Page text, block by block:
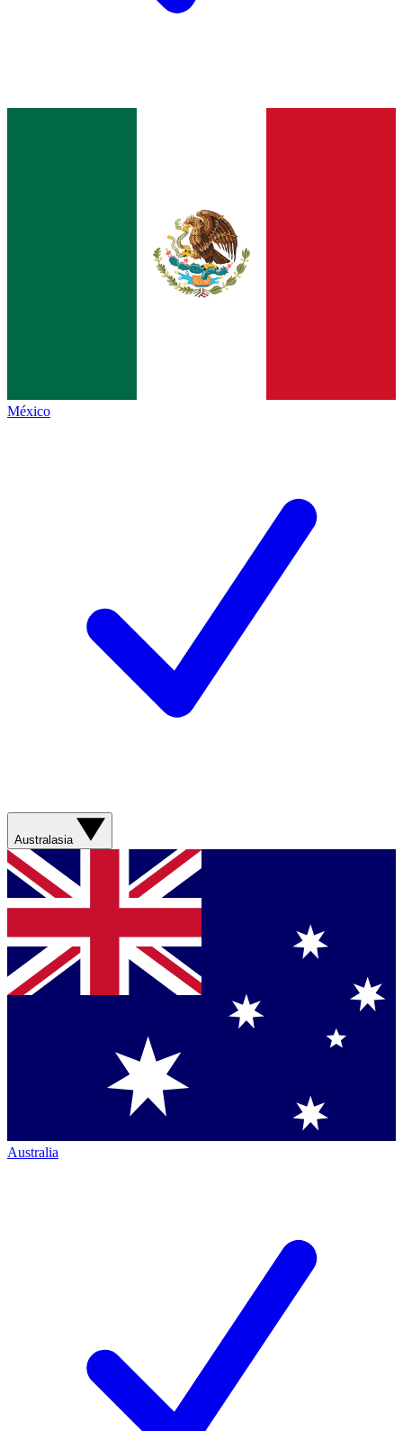
México
Australasia
Australia